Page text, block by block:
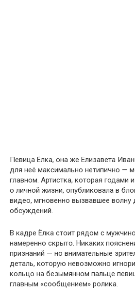
Певица Ёлка, она же Елизавета
для неё максимально нетипично —
главном. Артистка, которая годами
о личной жизни, опубликовала в
видео, мгновенно вызвавшее волну
обсуждений.
В кадре Ёлка стоит рядом с
намеренно скрыто. Никаких
признаний — но внимательные
деталь, которую невозможно
кольцо на безымянном пальце
главным «сообщением» ролика.